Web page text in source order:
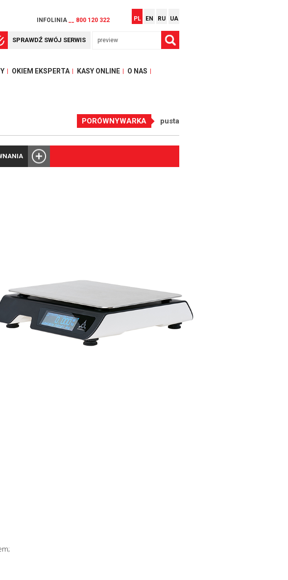
INFOLINIA __ 800 120 322 PL EN RU UA
SPRAWDŹ SWÓJ SERWIS
OKIEM EKSPERTA KASY ONLINE O NAS
PORÓWNYWARKA pusta